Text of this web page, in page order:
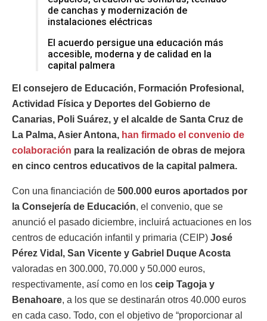
de canchas y modernización de
instalaciones eléctricas
El acuerdo persigue una educación más
accesible, moderna y de calidad en la
capital palmera
El consejero de Educación, Formación Profesional,
Actividad Física y Deportes del Gobierno de
Canarias, Poli Suárez, y el alcalde de Santa Cruz de
La Palma, Asier Antona, han firmado el convenio de
colaboración para la realización de obras de mejora
en cinco centros educativos de la capital palmera.
Con una financiación de 500.000 euros aportados por
la Consejería de Educación, el convenio, que se
anunció el pasado diciembre, incluirá actuaciones en los
centros de educación infantil y primaria (CEIP) José
Pérez Vidal, San Vicente y Gabriel Duque Acosta
valoradas en 300.000, 70.000 y 50.000 euros,
respectivamente, así como en los ceip Tagoja y
Benahoare, a los que se destinarán otros 40.000 euros
en cada caso. Todo, con el objetivo de “proporcionar al